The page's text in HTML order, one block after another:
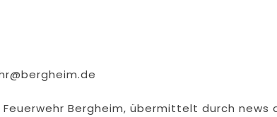
Bergheim, übermittelt durch news